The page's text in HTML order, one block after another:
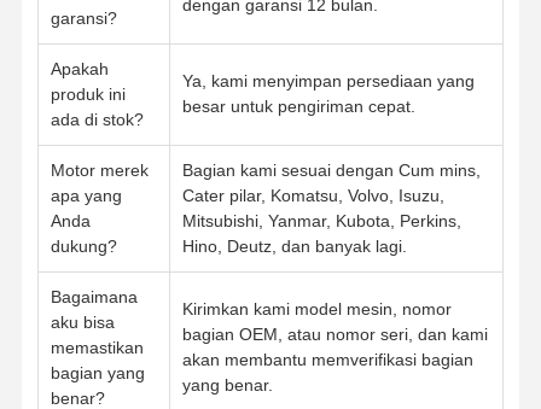
garansi?
dengan garansi 12 bulan.
Apakah
produk ini
ada di stok?
Ya, kami menyimpan persediaan yang
besar untuk pengiriman cepat.
Motor merek
apa yang
Anda
dukung?
Bagian kami sesuai dengan Cum mins,
Cater pilar, Komatsu, Volvo, Isuzu,
Mitsubishi, Yanmar, Kubota, Perkins,
Hino, Deutz, dan banyak lagi.
Bagaimana
aku bisa
memastikan
bagian yang
benar?
Kirimkan kami model mesin, nomor
bagian OEM, atau nomor seri, dan kami
akan membantu memverifikasi bagian
yang benar.